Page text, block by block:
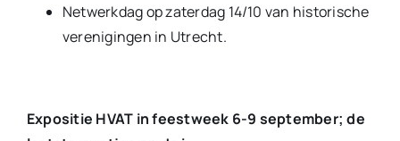
Netwerkdag op zaterdag 14/10 van historische
verenigingen in Utrecht.
Expositie HVAT in feestweek 6-9 september; de